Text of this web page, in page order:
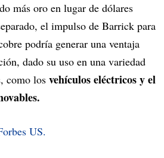
más oro en lugar de dólares
el impulso de Barrick para
podría generar una ventaja
dado su uso en una variedad
como los vehículos eléctricos y el
US.